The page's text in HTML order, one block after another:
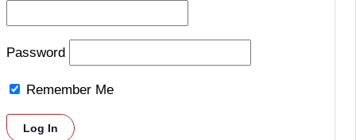
Password
Remember Me